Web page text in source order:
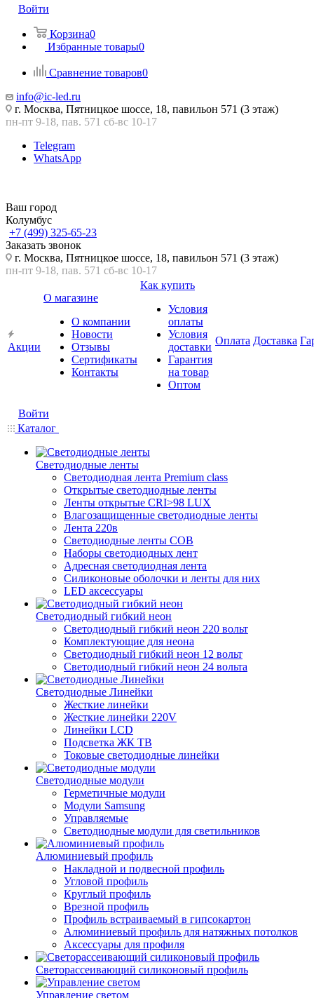
Войти
Корзина0
Избранные товары0
Сравнение товаров0
info@ic-led.ru
г. Москва, Пятницкое шоссе, 18, павильон 571 (3 этаж)
пн-пт 9-18, пав. 571 сб-вс 10-17
Telegram
WhatsApp
Ваш город
Колумбус
+7 (499) 325-65-23
Заказать звонок
г. Москва, Пятницкое шоссе, 18, павильон 571 (3 этаж)
пн-пт 9-18, пав. 571 сб-вс 10-17
Акции
О магазине
О компании
Новости
Отзывы
Сертификаты
Контакты
Как купить
Условия
оплаты
Условия
доставки
Гарантия
на товар
Оптом
Оплата Доставка
Войти
Каталог
Светодиодные ленты
Светодиодная лента Premium class
Открытые светодиодные ленты
Ленты открытые CRI>98 LUX
Влагозащищенные светодиодные ленты
Лента 220в
Светодиодные ленты COB
Наборы светодиодных лент
Адресная светодиодная лента
Силиконовые оболочки и ленты для них
LED аксессуары
Светодиодный гибкий неон
Светодиодный гибкий неон 220 вольт
Комплектующие для неона
Светодиодный гибкий неон 12 вольт
Светодиодный гибкий неон 24 вольта
Светодиодные Линейки
Жесткие линейки
Жесткие линейки 220V
Линейки LCD
Подсветка ЖК ТВ
Токовые светодиодные линейки
Светодиодные модули
Герметичные модули
Модули Samsung
Управляемые
Светодиодные модули для светильников
Алюминиевый профиль
Накладной и подвесной профиль
Угловой профиль
Круглый профиль
Врезной профиль
Профиль встраиваемый в гипсокартон
Алюминиевый профиль для натяжных потолков
Аксессуары для профиля
Светорассеивающий силиконовый профиль
Управление светом